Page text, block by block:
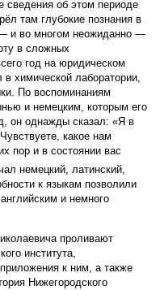
сведения об этом периоде
там глубокие познания в
и во многом неожиданно —
в сложных
год на юридическом
химической лаборатории,
По воспоминаниям
и немецким, которым его
он однажды сказал: «Я в
какое нам
пор и в состоянии вас
немецкий, латинский,
к языкам позволили
и немного
проливают
института,
к ним, а также
Нижегородского